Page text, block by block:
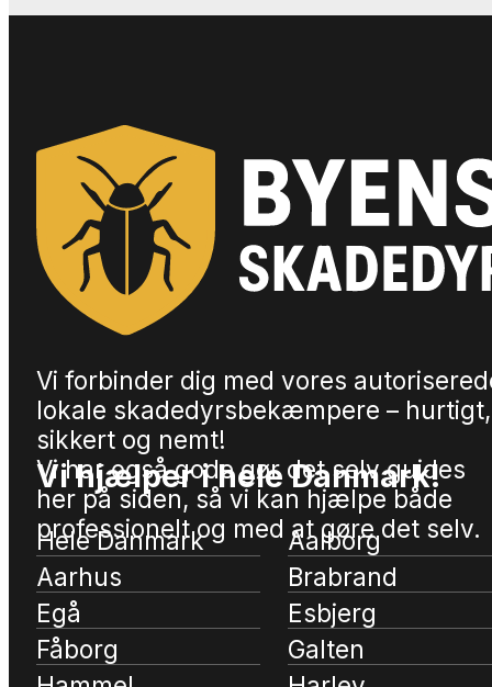
Vi forbinder dig med vores
lokale skadedyrsbekæmpere – hurtigt,
sikkert og nemt!
Vi har også gode gør det selv guides
her på siden, så vi kan hjælpe både
professionelt og med at gøre det selv.
Vi hjælper i hele Danmark!
Hele Danmark
Aalborg
Aarhus
Brabrand
Egå
Esbjerg
Fåborg
Galten